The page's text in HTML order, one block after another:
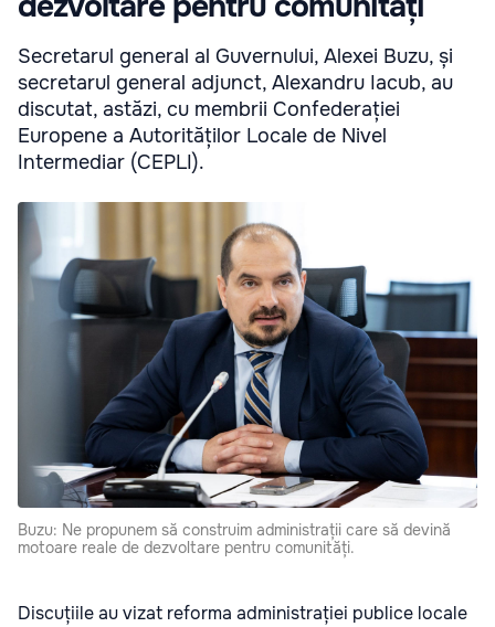
Secretarul general al Guvernului, Alexei Buzu, și
secretarul general adjunct, Alexandru Iacub, au
discutat, astăzi, cu membrii Confederației
Europene a Autorităților Locale de Nivel
Intermediar (CEPLI).
Buzu: Ne propunem să construim administrații care să devină
motoare reale de dezvoltare pentru comunități.
Discuțiile au vizat reforma administrației publice locale